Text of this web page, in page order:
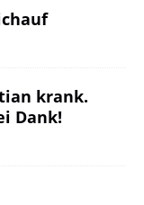
krank.
Dank!